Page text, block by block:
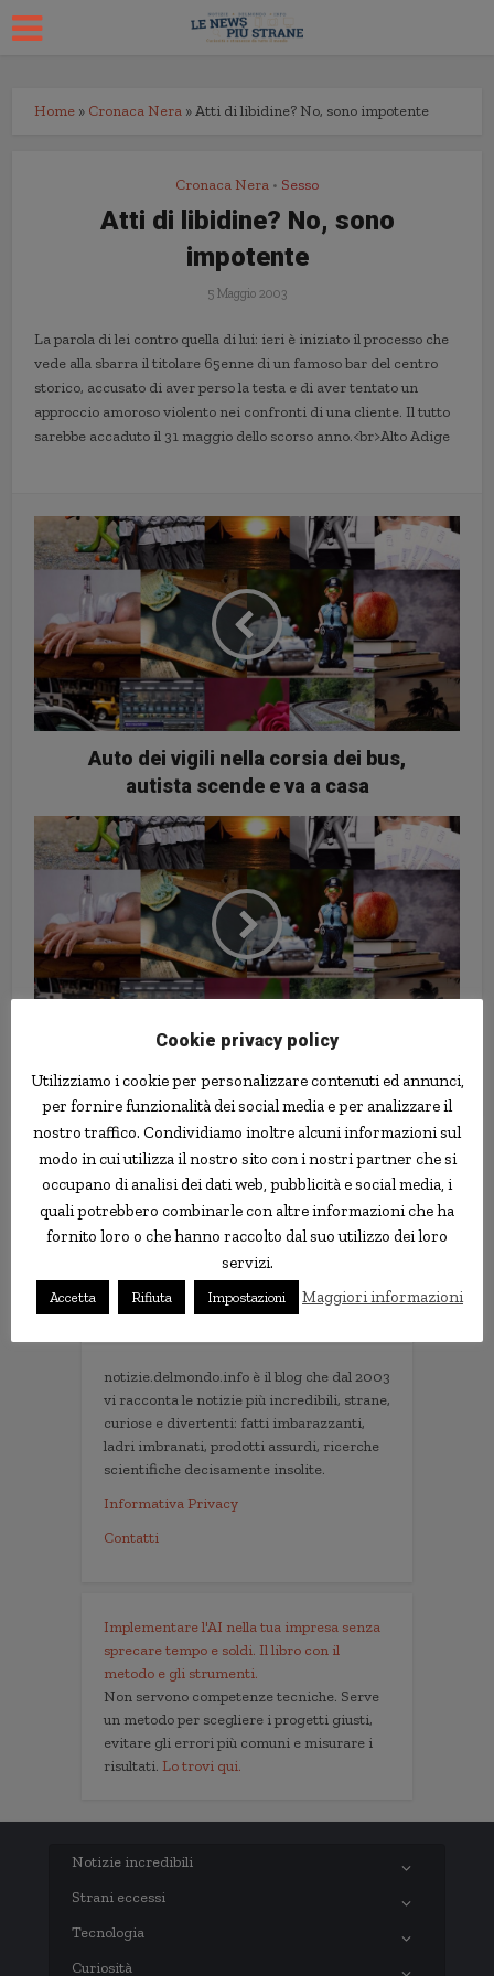
Home » Cronaca Nera »Atti di libidine? No, sono impotente
Cronaca Nera • Sesso
Atti di libidine? No, sono
impotente
5 Maggio 2003
La parola di lei contro quella di lui: ieri è iniziato il processo che
vede alla sbarra il titolare 65enne di un famoso bar del centro
storico, accusato di aver perso la testa e di aver tentato un
approccio amoroso violento nei confronti di una cliente. Il tutto
sarebbe accaduto il 31 maggio dello scorso anno.<br>Alto Adige
Auto dei vigili nella corsia dei bus,
autista scende e va a casa
ammazza la moglie e si uccide
Follow us
Le news più strane
notizie.delmondo.info è il blog che dal 2003
vi racconta le notizie più incredibili, strane,
curiose e divertenti: fatti imbarazzanti,
ladri imbranati, prodotti assurdi, ricerche
scientifiche decisamente insolite.
Informativa Privacy
Contatti
Implementare l'AI nella tua impresa senza
sprecare tempo e soldi. Il libro con il
metodo e gli strumenti.
Non servono competenze tecniche. Serve
un metodo per scegliere i progetti giusti,
evitare gli errori più comuni e misurare i
risultati. Lo trovi qui.
Notizie incredibili
Strani eccessi
Tecnologia
Curiosità
Cookie privacy policy
Utilizziamo i cookie per personalizzare contenuti ed annunci,
per fornire funzionalità dei social media e per analizzare il
nostro traffico. Condividiamo inoltre alcuni informazioni sul
modo in cui utilizza il nostro sito con i nostri partner che si
occupano di analisi dei dati web, pubblicità e social media, i
quali potrebbero combinarle con altre informazioni che ha
fornito loro o che hanno raccolto dal suo utilizzo dei loro
servizi.
Accetta Rifiuta Impostazioni Maggiori informazioni